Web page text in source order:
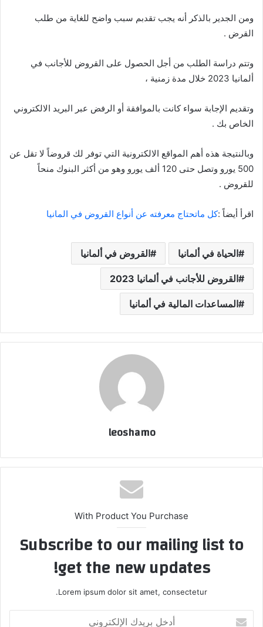
ومن الجدير بالذكر أنه يجب تقدبم سبب واضح للغاية من طلب
القرض .
وتتم دراسة الطلب من أجل الحصول على القروض للأجانب في
ألمانيا 2023 خلال مدة زمنية ،
وتقديم الإجابة سواء كانت بالموافقة أو الرفض عبر البريد الالكتروني
الخاص بك .
وبالنتيجة هذه أهم المواقع الالكترونية التي توفر لك قروضاً لا تقل عن
500 يورو وتصل حتى 120 ألف يورو وهو من أكثر البنوك منحاً
للقروض .
اقرأ أيضاً :كل ماتحتاج معرفته عن أنواع القروض في المانيا
الحياة في ألمانيا القروض في ألمانيا
القروض للأجانب في ألمانيا 2023
المساعدات المالية في ألمانيا
leoshamo
With Product You Purchase
Subscribe to our mailing list to
get the new updates!
Lorem ipsum dolor sit amet, consectetur.